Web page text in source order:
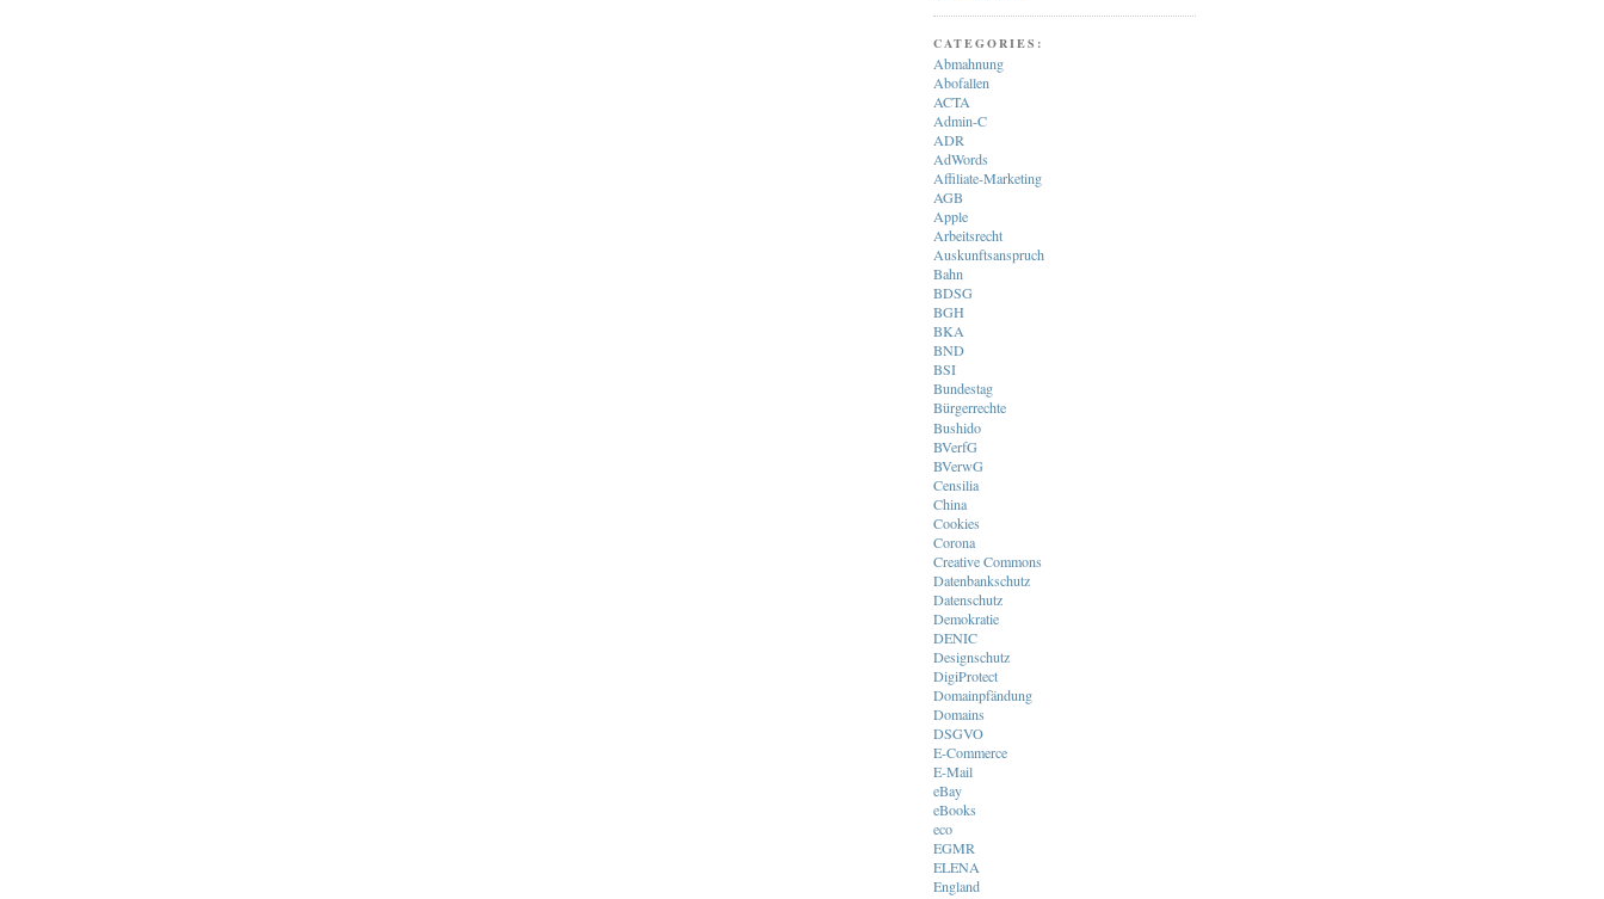
CATEGORIES:
Abmahnung
Abofallen
ACTA
Admin-C
ADR
AdWords
Affiliate-Marketing
AGB
Apple
Arbeitsrecht
Auskunftsanspruch
Bahn
BDSG
BGH
BKA
BND
BSI
Bundestag
Bürgerrechte
Bushido
BVerfG
BVerwG
Censilia
China
Cookies
Corona
Creative Commons
Datenbankschutz
Datenschutz
Demokratie
DENIC
Designschutz
DigiProtect
Domainpfändung
Domains
DSGVO
E-Commerce
E-Mail
eBay
eBooks
eco
EGMR
ELENA
England